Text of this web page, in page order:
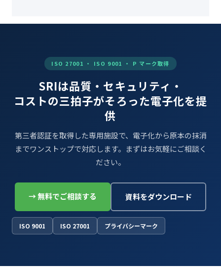
ISO 27001 ・ ISO 9001 ・ P マーク取得
SRIは品質・セキュリティ・
コストの三拍子がそろった電子化を提
供
第三者認証を取得した専用施設で、電子化から原本の抹消
までワンストップで対応します。まずはお気軽にご相談く
ださい。
→ 無料でご相談する 資料をダウンロード
ISO 9001 ISO 27001 プライバシーマーク